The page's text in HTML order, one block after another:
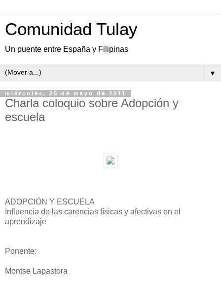
Comunidad Tulay
Un puente entre España y Filipinas
▼
miércoles, 25 de mayo de 2011
Charla coloquio sobre Adopción y
escuela
ADOPCIÓN Y ESCUELA
Influencia de las carencias físicas y afectivas en el
aprendizaje
Ponente:
Montse Lapastora